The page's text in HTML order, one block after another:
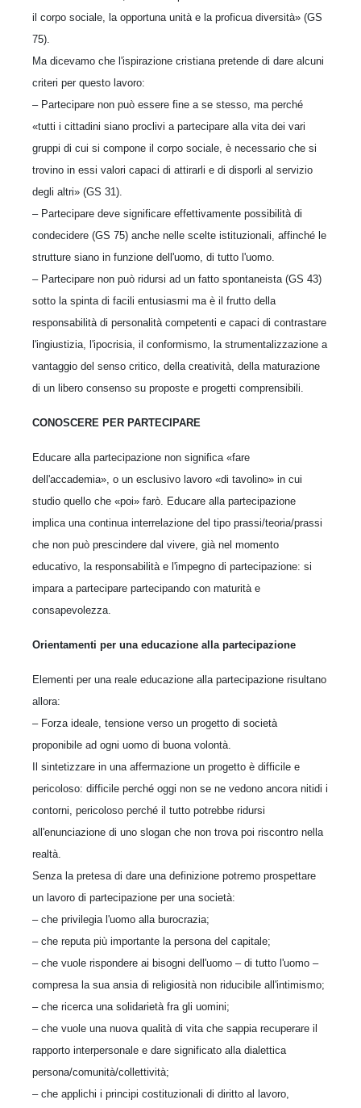
il corpo sociale, la opportuna unità e la proficua diversità» (GS
75).
Ma dicevamo che l'ispirazione cristiana pretende di dare alcuni
criteri per questo lavoro:
– Partecipare non può essere fine a se stesso, ma perché
«tutti i cittadini siano proclivi a partecipare alla vita dei vari
gruppi di cui si compone il corpo sociale, è necessario che si
trovino in essi valori capaci di attirarli e di disporli al servizio
degli altri» (GS 31).
– Partecipare deve significare effettivamente possibilità di
condecidere (GS 75) anche nelle scelte istituzionali, affinché le
strutture siano in funzione dell'uomo, di tutto l'uomo.
– Partecipare non può ridursi ad un fatto spontaneista (GS 43)
sotto la spinta di facili entusiasmi ma è il frutto della
responsabilità di personalità competenti e capaci di contrastare
l'ingiustizia, l'ipocrisia, il conformismo, la strumentalizzazione a
vantaggio del senso critico, della creatività, della maturazione
di un libero consenso su proposte e progetti comprensibili.
CONOSCERE PER PARTECIPARE
Educare alla partecipazione non significa «fare
dell'accademia», o un esclusivo lavoro «di tavolino» in cui
studio quello che «poi» farò. Educare alla partecipazione
implica una continua interrelazione del tipo prassi/teoria/prassi
che non può prescindere dal vivere, già nel momento
educativo, la responsabilità e l'impegno di partecipazione: si
impara a partecipare partecipando con maturità e
consapevolezza.
Orientamenti per una educazione alla partecipazione
Elementi per una reale educazione alla partecipazione risultano
allora:
– Forza ideale, tensione verso un progetto di società
proponibile ad ogni uomo di buona volontà.
Il sintetizzare in una affermazione un progetto è difficile e
pericoloso: difficile perché oggi non se ne vedono ancora nitidi i
contorni, pericoloso perché il tutto potrebbe ridursi
all'enunciazione di uno slogan che non trova poi riscontro nella
realtà.
Senza la pretesa di dare una definizione potremo prospettare
un lavoro di partecipazione per una società:
– che privilegia l'uomo alla burocrazia;
– che reputa più importante la persona del capitale;
– che vuole rispondere ai bisogni dell'uomo – di tutto l'uomo –
compresa la sua ansia di religiosità non riducibile all'intimismo;
– che ricerca una solidarietà fra gli uomini;
– che vuole una nuova qualità di vita che sappia recuperare il
rapporto interpersonale e dare significato alla dialettica
persona/comunità/collettività;
– che applichi i principi costituzionali di diritto al lavoro,